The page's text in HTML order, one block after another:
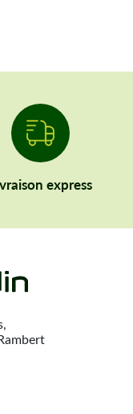
express